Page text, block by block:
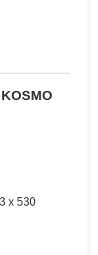
x 530